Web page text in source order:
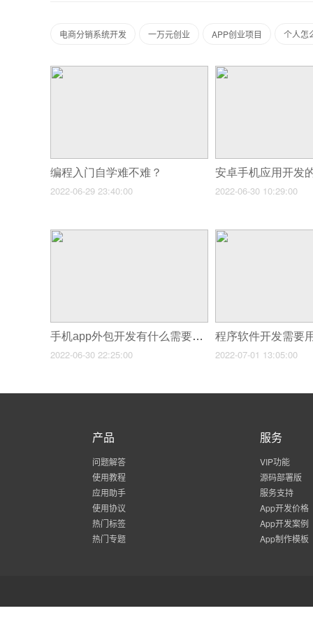
电商分销系统开发 一万元创业 APP创业项目 个人怎
编程入门自学难不难？
2022-06-29 23:40:00
安卓手机应用开发
2022-06-30 10:29:00
手机app外包开发有什么需要注意的？
2022-06-30 22:25:00 2022-07-01 13:05:00
产品
问题解答
使用教程
应用助手
使用协议
热门标签
热门专题
服务
VIP功能
源码部署版
服务支持
App开发价格
App开发案例
App制作模板